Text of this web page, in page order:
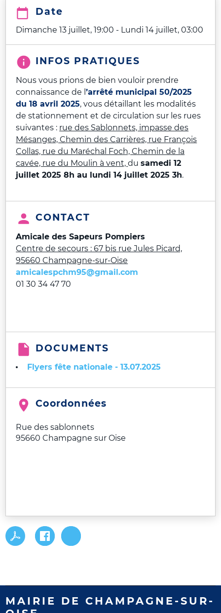
Date
Dimanche 13 juillet, 19:00 - Lundi 14 juillet, 03:00
INFOS PRATIQUES
Nous vous prions de bien vouloir prendre
connaissance de l’arrêté municipal 50/2025
du 18 avril 2025, vous détaillant les modalités
de stationnement et de circulation sur les rues
suivantes : rue des Sablonnets, impasse des
Mésanges, Chemin des Carrières, rue François
Collas, rue du Maréchal Foch, Chemin de la
cavée, rue du Moulin à vent,dusamedi 12
juillet 2025 8h au lundi 14 juillet 2025 3h.
CONTACT
Amicale des Sapeurs Pompiers
Centre de secours : 67 bis rue Jules Picard,
95660 Champagne-sur-Oise
amicalespchm95@gmail.com
01 30 34 47 70
DOCUMENTS
Flyers fête nationale - 13.07.2025
Coordonnées
Rue des sablonnets
95660 Champagne sur Oise
MAIRIE DE CHAMPAGNE-SUR-